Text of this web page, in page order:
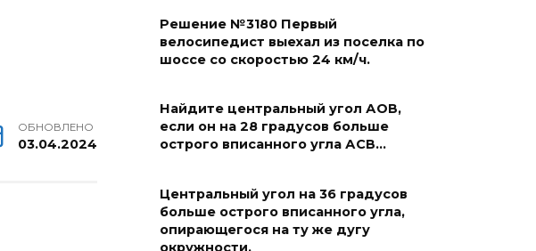
ОБНОВЛЕНО
03.04.2024
Решение №3180 Первый
велосипедист выехал из поселка по
шоссе со скоростью 24 км/ч.
Найдите центральный угол АОВ,
если он на 28 градусов больше
острого вписанного угла АСВ…
Центральный угол на 36 градусов
больше острого вписанного угла,
опирающегося на ту же дугу